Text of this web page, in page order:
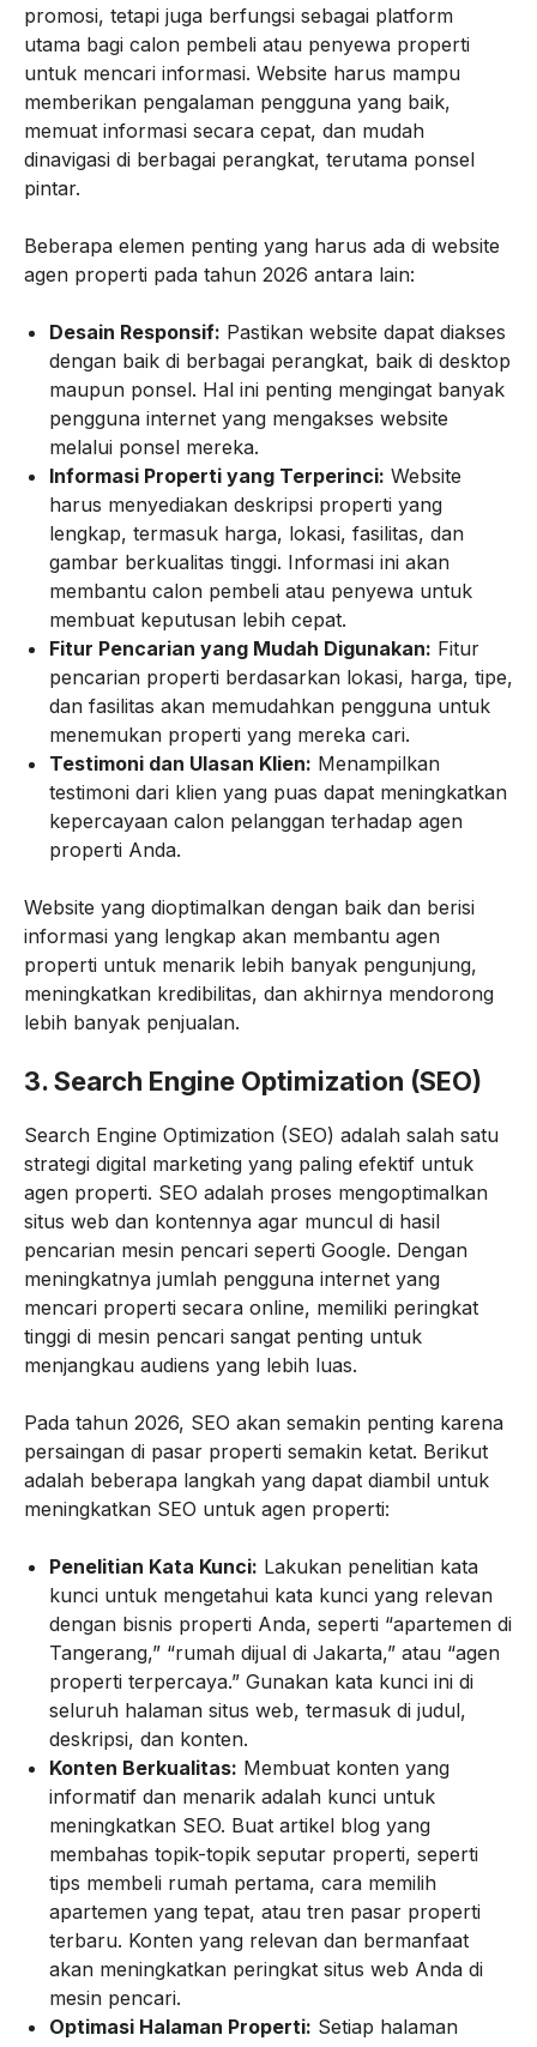
promosi, tetapi juga berfungsi sebagai platform
utama bagi calon pembeli atau penyewa properti
untuk mencari informasi. Website harus mampu
memberikan pengalaman pengguna yang baik,
memuat informasi secara cepat, dan mudah
dinavigasi di berbagai perangkat, terutama ponsel
pintar.
Beberapa elemen penting yang harus ada di website
agen properti pada tahun 2026 antara lain:
Desain Responsif: Pastikan website dapat diakses
dengan baik di berbagai perangkat, baik di desktop
maupun ponsel. Hal ini penting mengingat banyak
pengguna internet yang mengakses website
melalui ponsel mereka.
Informasi Properti yang Terperinci: Website
harus menyediakan deskripsi properti yang
lengkap, termasuk harga, lokasi, fasilitas, dan
gambar berkualitas tinggi. Informasi ini akan
membantu calon pembeli atau penyewa untuk
membuat keputusan lebih cepat.
Fitur Pencarian yang Mudah Digunakan: Fitur
pencarian properti berdasarkan lokasi, harga, tipe,
dan fasilitas akan memudahkan pengguna untuk
menemukan properti yang mereka cari.
Testimoni dan Ulasan Klien: Menampilkan
testimoni dari klien yang puas dapat meningkatkan
kepercayaan calon pelanggan terhadap agen
properti Anda.
Website yang dioptimalkan dengan baik dan berisi
informasi yang lengkap akan membantu agen
properti untuk menarik lebih banyak pengunjung,
meningkatkan kredibilitas, dan akhirnya mendorong
lebih banyak penjualan.
3.Search Engine Optimization (SEO)
Search Engine Optimization (SEO) adalah salah satu
strategi digital marketing yang paling efektif untuk
agen properti. SEO adalah proses mengoptimalkan
situs web dan kontennya agar muncul di hasil
pencarian mesin pencari seperti Google. Dengan
meningkatnya jumlah pengguna internet yang
mencari properti secara online, memiliki peringkat
tinggi di mesin pencari sangat penting untuk
menjangkau audiens yang lebih luas.
Pada tahun 2026, SEO akan semakin penting karena
persaingan di pasar properti semakin ketat. Berikut
adalah beberapa langkah yang dapat diambil untuk
meningkatkan SEO untuk agen properti:
Penelitian Kata Kunci: Lakukan penelitian kata
kunci untuk mengetahui kata kunci yang relevan
dengan bisnis properti Anda, seperti “apartemen di
Tangerang,” “rumah dijual di Jakarta,” atau “agen
properti terpercaya.” Gunakan kata kunci ini di
seluruh halaman situs web, termasuk di judul,
deskripsi, dan konten.
Konten Berkualitas: Membuat konten yang
informatif dan menarik adalah kunci untuk
meningkatkan SEO. Buat artikel blog yang
membahas topik-topik seputar properti, seperti
tips membeli rumah pertama, cara memilih
apartemen yang tepat, atau tren pasar properti
terbaru. Konten yang relevan dan bermanfaat
akan meningkatkan peringkat situs web Anda di
mesin pencari.
Optimasi Halaman Properti: Setiap halaman